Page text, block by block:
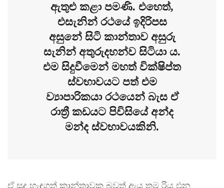
ඇතුළු කළා පමණි. එහෙත්,
එසැනින් රථයේ ඉදිරිපස
අසුනේ සිටි කාන්තාව අසුරු
සැනින් අතුරුදහන්ව සිටියා ය.
එම සිදුවීමෙන් මහත් වික්ෂිප්ත
ස්වභාවයට පත් එම
ව්‍යාපාරිකයා රථයෙන් බැස ඒ
රාත්‍රී කඩයට පිවිසියේ අන්ද
මන්ද ස්වභාවයකිනි.
ඒ සුදු හැඳගත් කාන්තාවක බවත් ඇය තම රිය එන